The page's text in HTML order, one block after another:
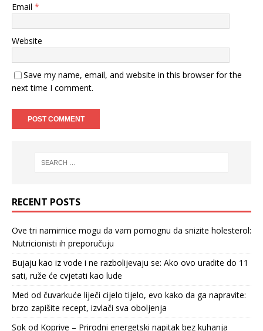
Email *
Website
Save my name, email, and website in this browser for the
next time I comment.
RECENT POSTS
Ove tri namirnice mogu da vam pomognu da snizite holesterol:
Nutricionisti ih preporučuju
Bujaju kao iz vode i ne razbolijevaju se: Ako ovo uradite do 11
sati, ruže će cvjetati kao lude
Med od čuvarkuće liječi cijelo tijelo, evo kako da ga napravite:
brzo zapišite recept, izvlači sva oboljenja
Sok od Koprive – Prirodni energetski napitak bez kuhanja